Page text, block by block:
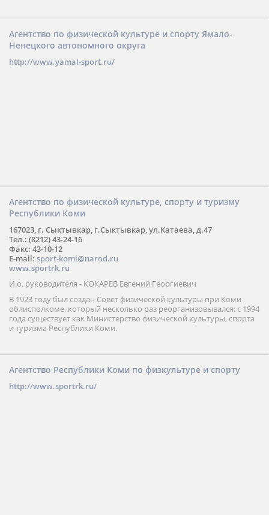
Агентство по физической культуре и спорту Ямало-
Ненецкого автономного округа
http://www.yamal-sport.ru/
Агентство по физической культуре, спорту и туризму
Республики Коми
167023, г. Сыктывкар, г.Сыктывкар, ул.Катаева, д.47
Тел.: (8212) 43-24-16
Факс: 43-10-12
E-mail: sport-komi@narod.ru
www.sportrk.ru
И.о. руководителя - КОКАРЕВ Евгений Георгиевич
В 1923 году был создан Совет физической культуры при Коми
облисполкоме, который несколько раз реорганизовывался; с 1994
года существует как Министерство физической культуры, спорта
и туризма Республики Коми.
Агентство Республики Коми по физкультуре и спорту
http://www.sportrk.ru/